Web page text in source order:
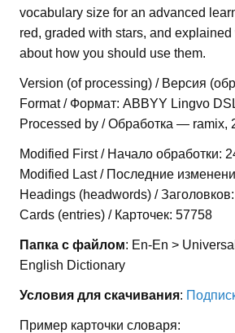
vocabulary size for an advanced
red, graded with stars, and explained
about how you should use them.
Version (of processing) / Версия
Format / Формат: ABBYY Lingvo
Processed by / Обработка — ramix,
Modified First / Начало обработки:
Modified Last / Последние
Headings (headwords) /
Cards (entries) / Карточек: 57758
Папка с файлом: En-En >
English Dictionary
Условия для скачивания:
Пример карточки словаря: